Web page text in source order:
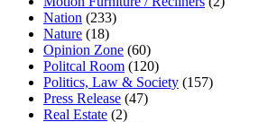
Nation (233)
Nature (18)
Opinion Zone (60)
Politcal Room (120)
Politics, Law & Society (157)
Press Release (47)
Real Estate (2)